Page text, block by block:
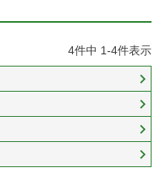
4件中 1-4件表示